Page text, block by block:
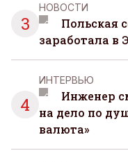
3
НОВОСТИ
Польская
заработала в
4
ИНТЕРВЬЮ
Инженер
на дело по
валюта»